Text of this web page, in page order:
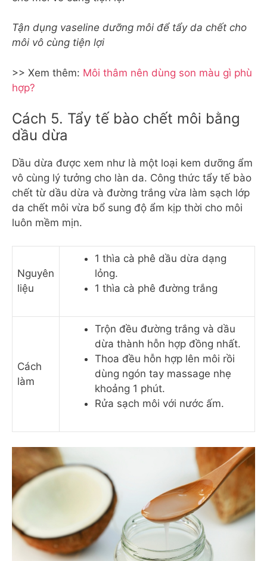
Tận dụng vaseline dưỡng môi để tẩy da chết cho
môi vô cùng tiện lợi
>> Xem thêm: Môi thâm nên dùng son màu gì phù
hợp?
Cách 5. Tẩy tế bào chết môi bằng
dầu dừa
Dầu dừa được xem như là một loại kem dưỡng ẩm
vô cùng lý tưởng cho làn da. Công thức tẩy tế bào
chết từ dầu dừa và đường trắng vừa làm sạch lớp
da chết môi vừa bổ sung độ ẩm kịp thời cho môi
luôn mềm mịn.
Nguyên
liệu
1 thìa cà phê dầu dừa dạng
lỏng.
1 thìa cà phê đường trắng
Cách
làm
Trộn đều đường trắng và dầu
dừa thành hỗn hợp đồng nhất.
Thoa đều hỗn hợp lên môi rồi
dùng ngón tay massage nhẹ
khoảng 1 phút.
Rửa sạch môi với nước ấm.